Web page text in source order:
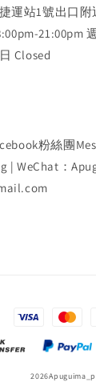
運站1號出口附
21:00pm
Closed
粉絲團
| WeChat：